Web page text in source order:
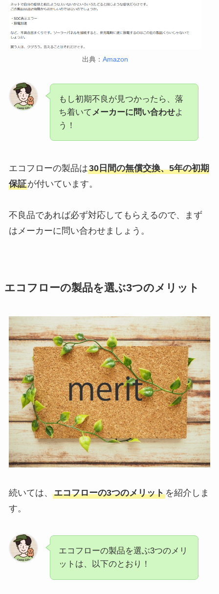
出典： Amazon
もし初期不良が見つかったら、落
ち着いてメーカーに問い合わせよ
う！
エコフローの製品は30日間の無償交換、5年の初期
保証が付いています。
不良品であれば必ず対応してもらえるので、まず
はメーカーに問い合わせましょう。
エコフローの製品を選ぶ3つのメリット
続いては、 エコフローの3つのメリットを紹介しま
す。
エコフローの製品を選ぶ3つのメリ
ットは、以下のとおり！